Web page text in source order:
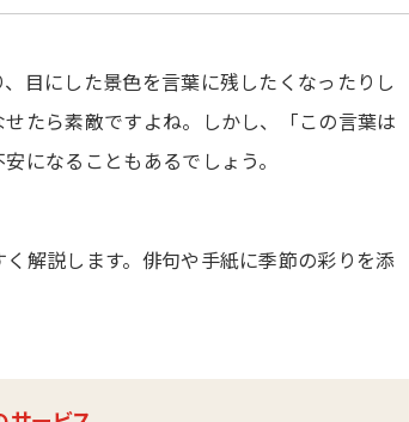
目にした景色を言葉に残したくなったりし
たら素敵ですよね。しかし、「この言葉は
になることもあるでしょう。
解説します。俳句や手紙に季節の彩りを添